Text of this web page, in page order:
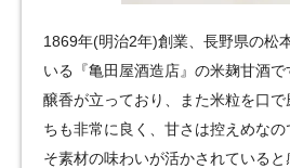
1869年(明治2年)創業、長野県の松
いる『亀田屋酒造店』の米麹甘酒
醸香が立っており、また米粒を口
ちも非常に良く、甘さは控えめなの
そ素材の味わいが活かされている